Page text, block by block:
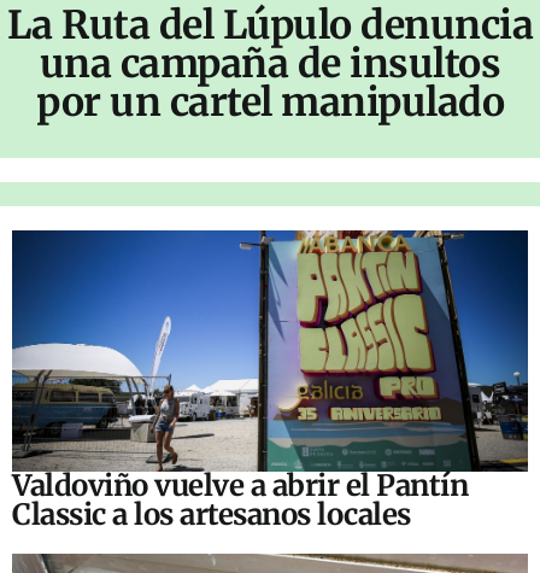
La Ruta del Lúpulo denuncia
una campaña de insultos
por un cartel manipulado
Valdoviño vuelve a abrir el Pantín
Classic a los artesanos locales